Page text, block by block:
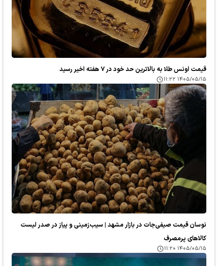
قیمت اونس طلا به بالاترین حد خود در ۷ هفته اخیر رسید
۱۴۰۵/۰۵/۱۵ ۱۱:۲۲
نوسان قیمت صیفی‌جات در بازار مشهد | سیب‌زمینی و پیاز در صدر لیست
کالا‌های پرمصرف
۱۴۰۵/۰۵/۱۵ ۱۱:۲۰